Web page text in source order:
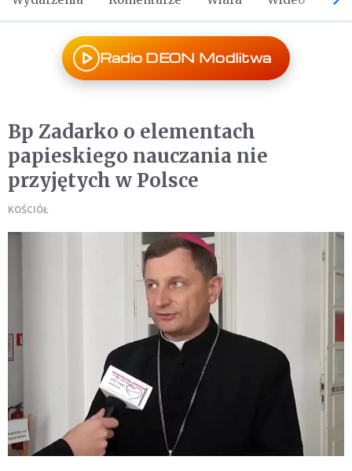
Radio DEON Modlitwa
Bp Zadarko o elementach
papieskiego nauczania nie
przyjętych w Polsce
KOŚCIÓŁ